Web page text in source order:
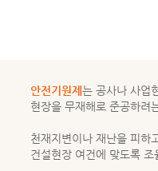
안전기원제 는 공사나 사업
현장을 무재해로 준공하려
천재지변이나 재난을 피하
건설현장 여건에 맞도록